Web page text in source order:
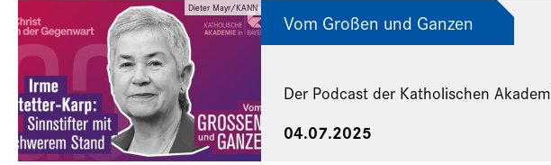
Dieter Mayr/KANN
Vom Großen und Ganzen
Der Podcast der Katholischen
04.07.2025